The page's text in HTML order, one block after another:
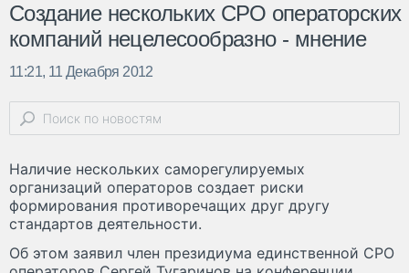
Создание нескольких СРО операторских
компаний нецелесообразно - мнение
11:21, 11 Декабря 2012
Наличие нескольких саморегулируемых
организаций операторов создает риски
формирования противоречащих друг другу
стандартов деятельности.
Об этом заявил член президиума единственной СРО